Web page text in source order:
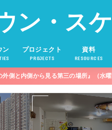
ン・ス
ン プロジェクト
PROJECTS
資料
RESOURCES
外側と内側から見る第三の場所』（水